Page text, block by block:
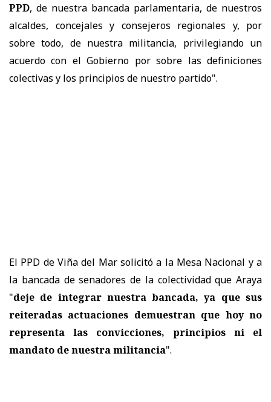
PPD, de nuestra bancada parlamentaria, de nuestros
alcaldes, concejales y consejeros regionales y, por
sobre todo, de nuestra militancia, privilegiando un
acuerdo con el Gobierno por sobre las definiciones
colectivas y los principios de nuestro partido".
El PPD de Viña del Mar solicitó a la Mesa Nacional y a
la bancada de senadores de la colectividad que Araya
"deje de integrar nuestra bancada, ya que sus
reiteradas actuaciones demuestran que hoy no
representa las convicciones, principios ni el
mandato de nuestra militancia".